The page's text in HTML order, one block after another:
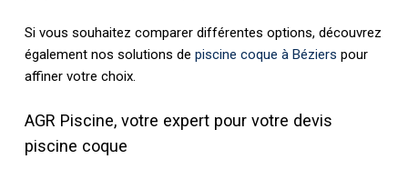
Si vous souhaitez comparer différentes options, découvrez
également nos solutions depiscine coque à Béziers pour
affiner votre choix.
AGR Piscine, votre expert pour votre devis
piscine coque